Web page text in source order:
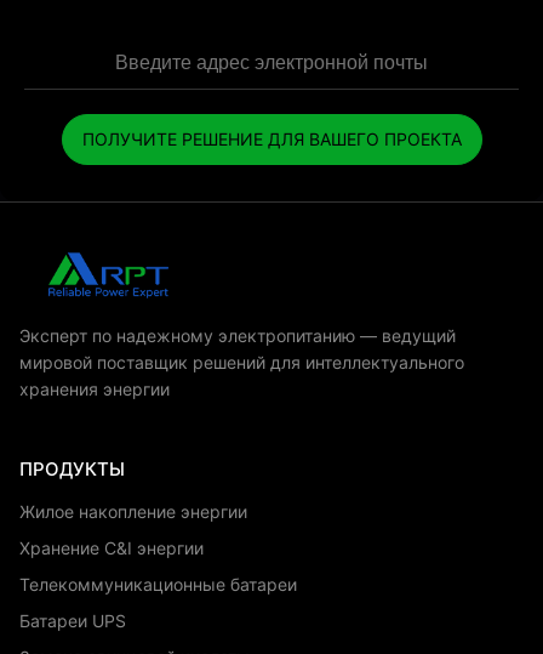
ПОЛУЧИТЕ РЕШЕНИЕ ДЛЯ ВАШЕГО ПРОЕКТА
Эксперт по надежному электропитанию — ведущий
мировой поставщик решений для интеллектуального
хранения энергии
ПРОДУКТЫ
Жилое накопление энергии
Хранение C&I энергии
Телекоммуникационные батареи
Батареи UPS